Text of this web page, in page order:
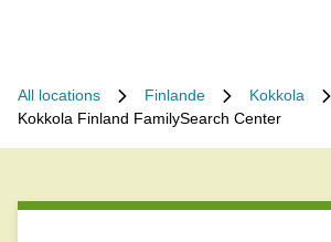
All locations Finlande
Kokkola
Kokkola Finland FamilySearch Center